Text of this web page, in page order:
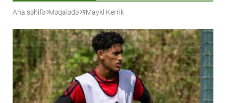
Ana səhifə Məqalədə #Maykl Kerrik